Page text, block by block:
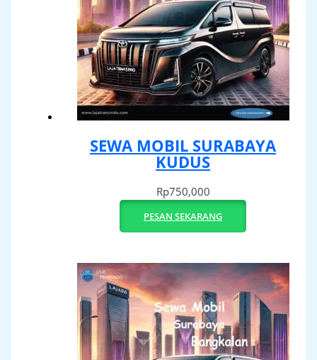
SEWA MOBIL SURABAYA
KUDUS
Rp750,000
PESAN SEKARANG